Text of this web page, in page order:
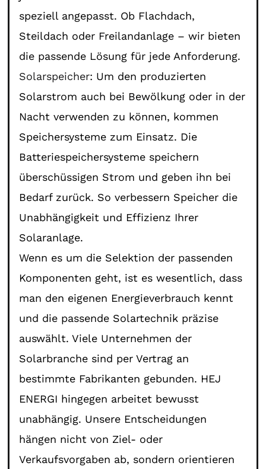
speziell angepasst. Ob Flachdach,
Steildach oder Freilandanlage – wir bieten
die passende Lösung für jede Anforderung.
Solarspeicher: Um den produzierten
Solarstrom auch bei Bewölkung oder in der
Nacht verwenden zu können, kommen
Speichersysteme zum Einsatz. Die
Batteriespeichersysteme speichern
überschüssigen Strom und geben ihn bei
Bedarf zurück. So verbessern Speicher die
Unabhängigkeit und Effizienz Ihrer
Solaranlage.
Wenn es um die Selektion der passenden
Komponenten geht, ist es wesentlich, dass
man den eigenen Energieverbrauch kennt
und die passende Solartechnik präzise
auswählt. Viele Unternehmen der
Solarbranche sind per Vertrag an
bestimmte Fabrikanten gebunden. HEJ
ENERGI hingegen arbeitet bewusst
unabhängig. Unsere Entscheidungen
hängen nicht von Ziel- oder
Verkaufsvorgaben ab, sondern orientieren